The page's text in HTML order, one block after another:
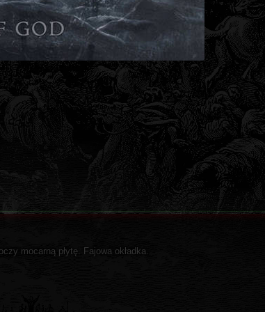
mocarną płytę. Fajowa okładka.